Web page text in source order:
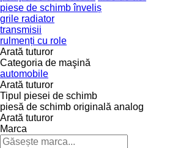
piese de schimb înveliș
grile radiator
transmisii
rulmenți cu role
Arată tuturor
Categoria de maşină
automobile
Arată tuturor
Tipul piesei de schimb
piesă de schimb originală analog
Arată tuturor
Marca